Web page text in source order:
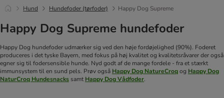
Hund Hundefoder (tørfoder) Happy Dog Supreme
Happy Dog Supreme hundefoder
Happy Dog hundefoder udmærker sig ved den høje fordøjelighed (90%). Foderet
produceres i det tyske Bayern, med fokus på høj kvalitet og kvalitetsråvarer der også
egner sig til fodersensible hunde. Nyd godt af de mange fordele - fra et stærkt
immunsystem til en sund pels. Prøv også Happy Dog NatureCroqog Happy Dog
NaturCroq Hundesnacks samt Happy Dog Vådfoder.